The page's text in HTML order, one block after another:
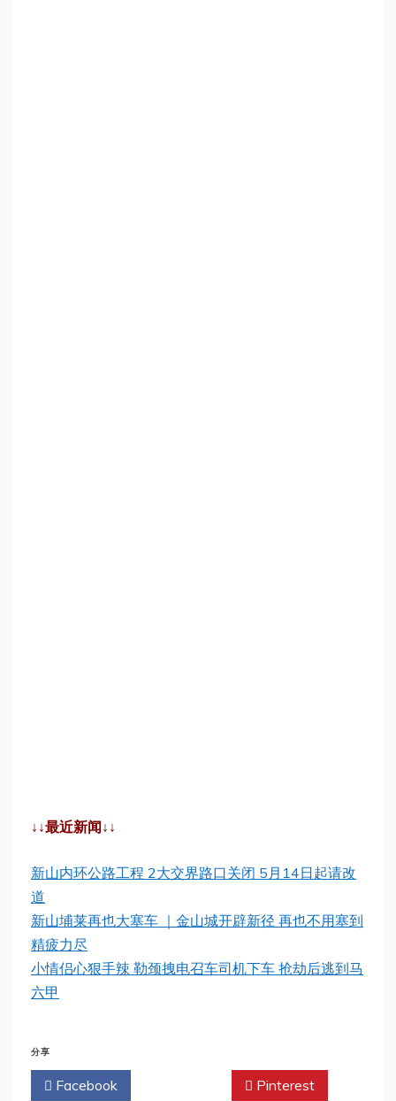
↓↓最近新闻↓↓
新山内环公路工程 2大交界路口关闭 5月14日起请改
道
新山埔莱再也大塞车 ｜金山城开辟新径 再也不用塞到
精疲力尽
小情侣心狠手辣 勒颈拽电召车司机下车 抢劫后逃到马
六甲
分享
Facebook Pinterest